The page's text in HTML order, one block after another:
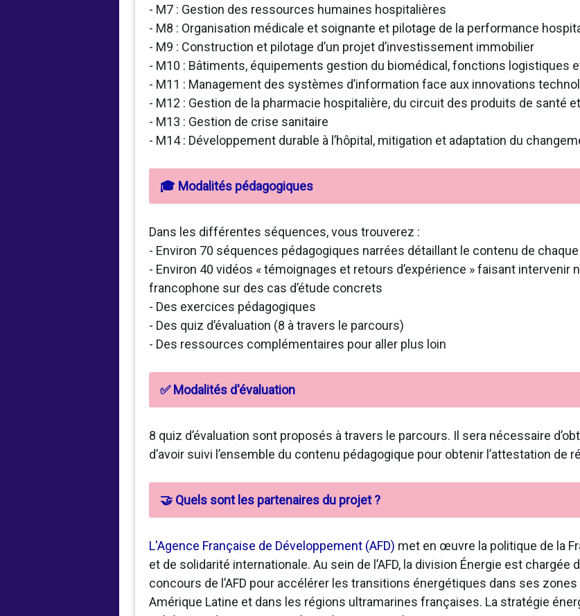
- M7 : Gestion des ressources humaines hospitalières
- M8 : Organisation médicale et soignante et pilotage de la performance
- M9 : Construction et pilotage d’un projet d’investissement immobilier
- M10 : Bâtiments, équipements gestion du biomédical, fonctions logistiques
- M11 : Management des systèmes d’information face aux innovations
- M12 : Gestion de la pharmacie hospitalière, du circuit des produits de santé
- M13 : Gestion de crise sanitaire
- M14 : Développement durable à l’hôpital, mitigation et adaptation du
🎓 Modalités pédagogiques
Dans les différentes séquences, vous trouverez :
- Environ 70 séquences pédagogiques narrées détaillant le contenu de
- Environ 40 vidéos « témoignages et retours d’expérience » faisant intervenir
francophone sur des cas d’étude concrets
- Des exercices pédagogiques
- Des quiz d’évaluation (8 à travers le parcours)
- Des ressources complémentaires pour aller plus loin
✅ Modalités d'évaluation
8 quiz d’évaluation sont proposés à travers le parcours. Il sera nécessaire
d’avoir suivi l’ensemble du contenu pédagogique pour obtenir l’attestation de
🤝 Quels sont les partenaires du projet ?
L'Agence Française de Développement (AFD) met en œuvre la politique de la
et de solidarité internationale. Au sein de l’AFD, la division Énergie est chargée
concours de l’AFD pour accélérer les transitions énergétiques dans ses zones
Amérique Latine et dans les régions ultramarines françaises. La stratégie